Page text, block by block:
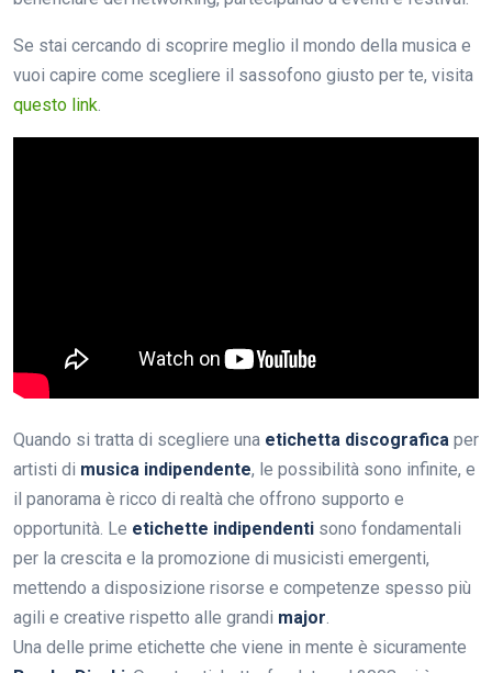
Se stai cercando di scoprire meglio il mondo della musica e
vuoi capire come scegliere il sassofono giusto per te, visita
questo link.
Quando si tratta di scegliere una etichetta discografica per
artisti di musica indipendente, le possibilità sono infinite, e
il panorama è ricco di realtà che offrono supporto e
opportunità. Le etichette indipendenti sono fondamentali
per la crescita e la promozione di musicisti emergenti,
mettendo a disposizione risorse e competenze spesso più
agili e creative rispetto alle grandi major.
Una delle prime etichette che viene in mente è sicuramente